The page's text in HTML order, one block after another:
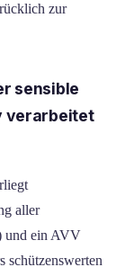
zur
sensible
verarbeitet
aller
und ein AVV
schützenswerten